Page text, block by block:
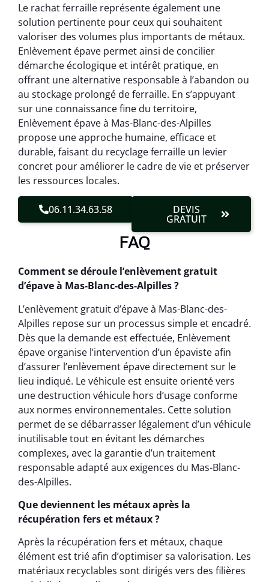
Le rachat ferraille représente également une
solution pertinente pour ceux qui souhaitent
valoriser des volumes plus importants de métaux.
Enlèvement épave permet ainsi de concilier
démarche écologique et intérêt pratique, en
offrant une alternative responsable à l’abandon ou
au stockage prolongé de ferraille. En s’appuyant
sur une connaissance fine du territoire,
Enlèvement épave à Mas-Blanc-des-Alpilles
propose une approche humaine, efficace et
durable, faisant du recyclage ferraille un levier
concret pour améliorer le cadre de vie et préserver
les ressources locales.
06.11.34.63.58 DEVIS
GRATUIT
FAQ
Comment se déroule l’enlèvement gratuit
d’épave à Mas-Blanc-des-Alpilles ?
L’enlèvement gratuit d’épave à Mas-Blanc-des-
Alpilles repose sur un processus simple et encadré.
Dès que la demande est effectuée, Enlèvement
épave organise l’intervention d’un épaviste afin
d’assurer l’enlèvement épave directement sur le
lieu indiqué. Le véhicule est ensuite orienté vers
une destruction véhicule hors d’usage conforme
aux normes environnementales. Cette solution
permet de se débarrasser légalement d’un véhicule
inutilisable tout en évitant les démarches
complexes, avec la garantie d’un traitement
responsable adapté aux exigences du Mas-Blanc-
des-Alpilles.
Que deviennent les métaux après la
récupération fers et métaux ?
Après la récupération fers et métaux, chaque
élément est trié afin d’optimiser sa valorisation. Les
matériaux recyclables sont dirigés vers des filières